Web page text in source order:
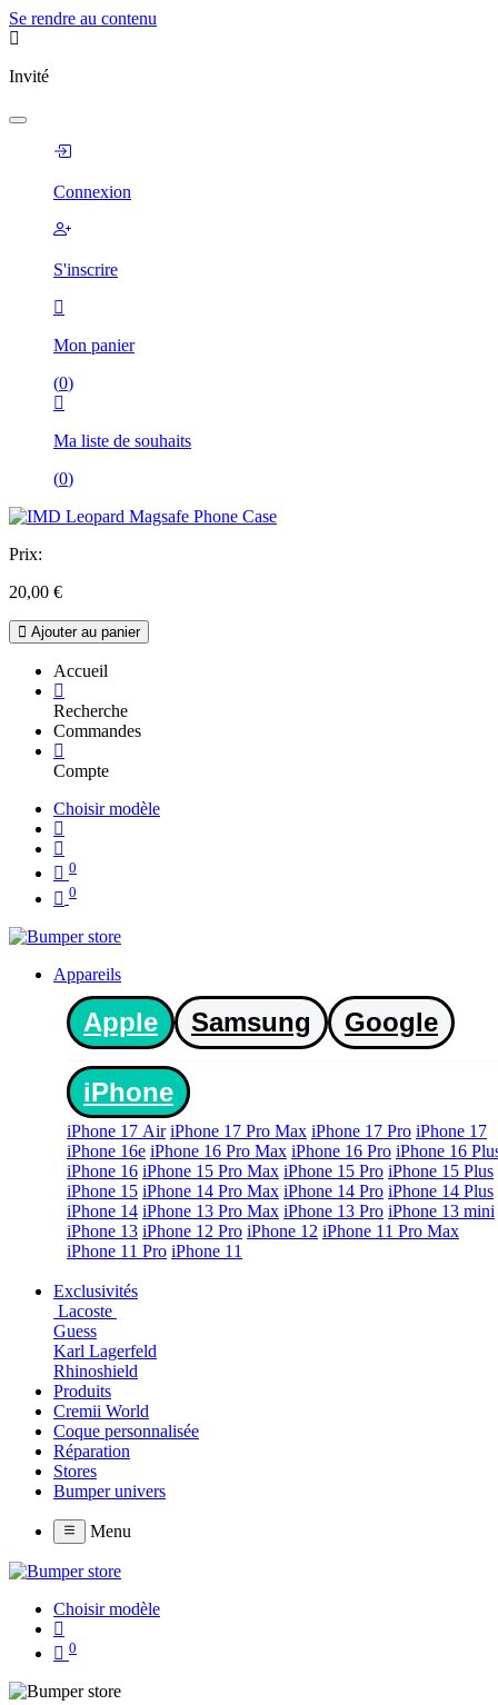
Se rendre au contenu
Invité
Connexion
S'inscrire
Mon panier
(0)
Ma liste de souhaits
(0)
Prix:
20,00 €
Ajouter au panier
Accueil
Recherche
Commandes
Compte
Choisir modèle
0
0
Appareils
Apple Samsung Google
iPhone
iPhone 17 Air iPhone 17 Pro Max iPhone 17 Pro iPhone 17
iPhone 16e iPhone 16 Pro Max iPhone 16 Pro iPhone 16
iPhone 16 iPhone 15 Pro Max iPhone 15 Pro iPhone 15 Plus
iPhone 15 iPhone 14 Pro Max iPhone 14 Pro iPhone 14 Plus
iPhone 14 iPhone 13 Pro Max iPhone 13 Pro iPhone 13 mini
iPhone 13 iPhone 12 Pro iPhone 12 iPhone 11 Pro Max
iPhone 11 Pro iPhone 11
Exclusivités
Lacoste
Guess
Karl Lagerfeld
Rhinoshield
Produits
Cremii World
Coque personnalisée
Réparation
Stores
Bumper univers
Menu
Choisir modèle
0